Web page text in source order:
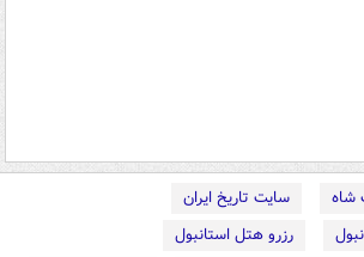
شاه
سایت تاریخ ایران
رزرو هتل استانبول